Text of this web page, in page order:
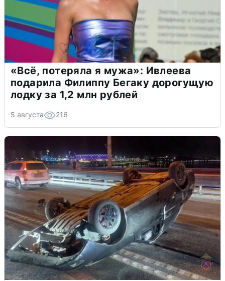
«Всё, потеряла я мужа»: Ивлеева
подарила Филиппу Бегаку дорогущую
лодку за 1,2 млн рублей
5 августа 216